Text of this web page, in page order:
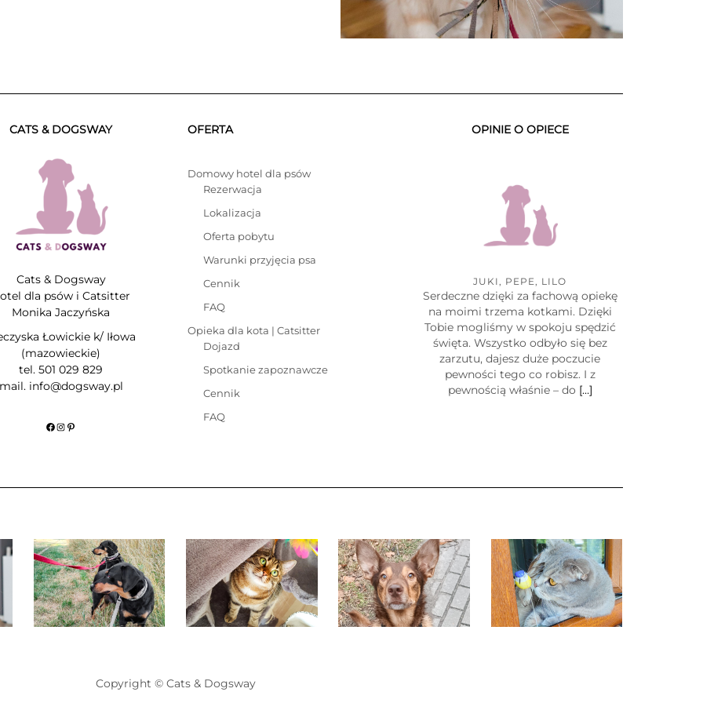
CATS & DOGSWAY
Cats & Dogsway
dla psów i Catsitter
Monika Jaczyńska
Łowickie k/ Iłowa
(mazowieckie)
tel. 501 029 829
info@dogsway.pl
Facebook
Instagram
Pinterest
OFERTA
Domowy hotel dla psów
Rezerwacja
Lokalizacja
Oferta pobytu
Warunki przyjęcia psa
Cennik
FAQ
Opieka dla kota | Catsitter
Dojazd
Spotkanie zapoznawcze
Cennik
FAQ
OPINIE O OPIECE
JUKI, PEPE, LILO
Serdeczne dzięki za fachową opiekę
na moimi trzema kotkami. Dzięki
Tobie mogliśmy w spokoju spędzić
święta. Wszystko odbyło się bez
zarzutu, dajesz duże poczucie
pewności tego co robisz. I z
pewnością właśnie – do […]
Copyright © Cats & Dogsway